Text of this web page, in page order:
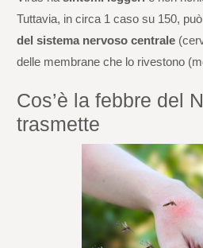
Tuttavia, in circa 1 caso su 150,
del sistema nervoso centrale
delle membrane che lo rivestono
Cos’è la febbre del
trasmette